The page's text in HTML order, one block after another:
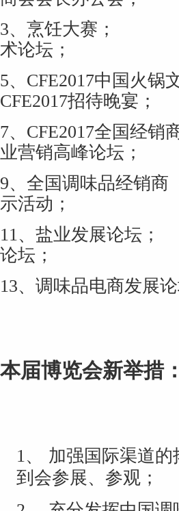
3、烹饪大赛；
术论坛；
5、 CFE2017中国火锅
CFE2017招待晚宴；
7、 CFE2017全国经销
业营销高峰论坛；
9、全国调味品经销商
示活动；
11、盐业发展论坛；
论坛；
13、调味品电商发展
本届博览会新举措：
1、
加强国际渠道
到会参展、参观；